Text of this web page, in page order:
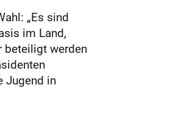
„Es sind
im Land,
beteiligt werden
Jugend in